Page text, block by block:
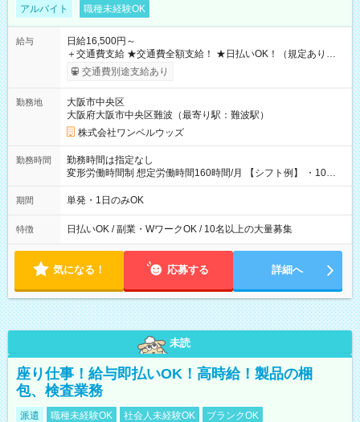
アルバイト 職種未経験OK
給与
日給16,500円～
＋交通費支給 ★交通費全額支給！ ★日払いOK！（規定あり） ┗
働いたその日に現金GET♪ お仕事後はコンビニATMから 日払
交通費別途支給あり
勤務地
大阪市中央区
大阪府大阪市中央区難波（最寄り駅：難波駅）
株式会社ワンベルウッズ
勤務時間
勤務時間は指定なし
変形労働時間制 想定労働時間160時間/月 【シフト例】 ・10：
00～20：00
期間 単発・1日のみOK
特徴 日払いOK / 副業・WワークOK / 10名以上の大量募集
気になる！ 応募する 詳細へ
未読
座り仕事！給与即払いOK！高時給！製品の梱
包、検査業務
派遣 職種未経験OK 社会人未経験OK
ブランクOK